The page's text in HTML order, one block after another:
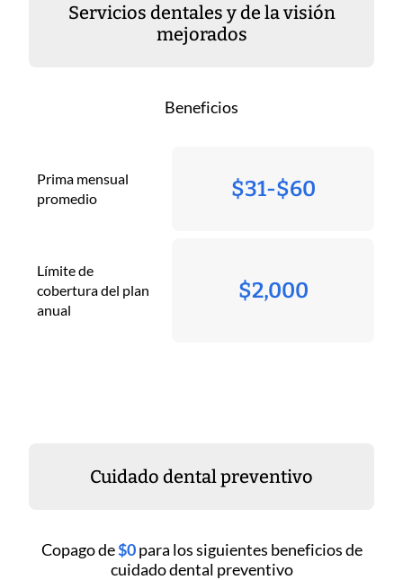
Servicios dentales y de la visión
mejorados
Beneficios
Prima mensual
promedio
$31-$60
Límite de
cobertura del plan
anual
$2,000
Cuidado dental preventivo
Copago de$0para los siguientes beneficios de
cuidado dental preventivo